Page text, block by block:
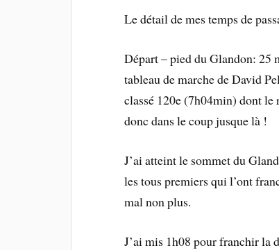
Le détail de mes temps de
Départ – pied du Glandon: 25
tableau de marche de David
classé 120e (7h04min) dont
donc dans le coup jusque là !
J’ai atteint le sommet du
les tous premiers qui l’ont
mal non plus.
J’ai mis 1h08 pour franchir la